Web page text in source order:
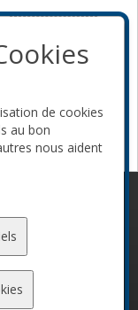
de cookies
au bon
nous aident